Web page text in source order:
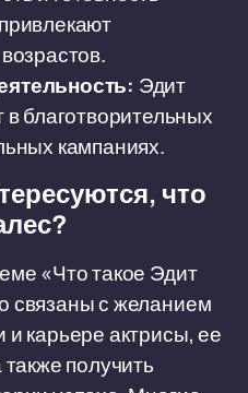
Эдит
в благотворительных
кампаниях.
что
«Что такое Эдит
связаны с желанием
карьере актрисы, ее
получить